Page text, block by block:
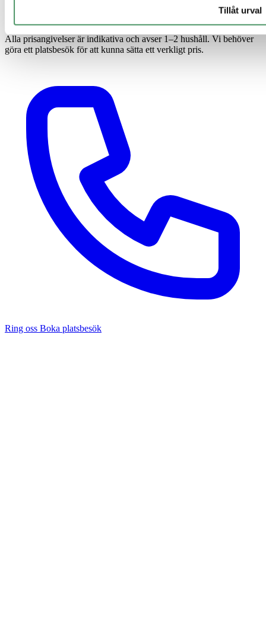
Tillåt urval
© 2026 Elui AB. Alla priser är inklusive moms om inte annat anges.
Alla prisangivelser är indikativa och avser 1–2 hushåll. Vi behöver
göra ett platsbesök för att kunna sätta ett verkligt pris.
Ring oss Boka platsbesök